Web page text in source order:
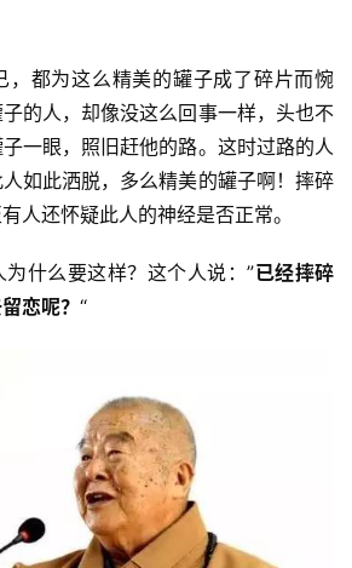
，都为这么精美的罐子成了碎片而惋
的人，却像没这么回事一样，头也不
一眼，照旧赶他的路。这时过路的人
如此洒脱，多么精美的罐子啊！摔碎
人还怀疑此人的神经是否正常。
什么要这样？这个人说：”已经摔碎
恋呢？ “